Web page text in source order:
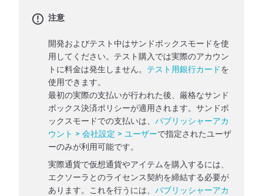
注意
開発およびテスト中はサンドボックスモードを使
用してください。テスト購入では実際のアカウン
トに料金は発生しません。 テスト用銀行カード を
使用できます。
最初の実際の支払いが行われた後、厳格なサンド
ボックス決済ポリシーが適用されます。サンドボ
ックスモードでの支払いは、 パブリッシャーアカ
ウント > 会社設定 > ユーザーで指定されたユーザ
ーのみが利用可能です。
実際通貨で仮想通貨やアイテムを購入するには、
エクソーラとのライセンス契約を締結する必要が
あります。これを行うには、 パブリッシャーアカ